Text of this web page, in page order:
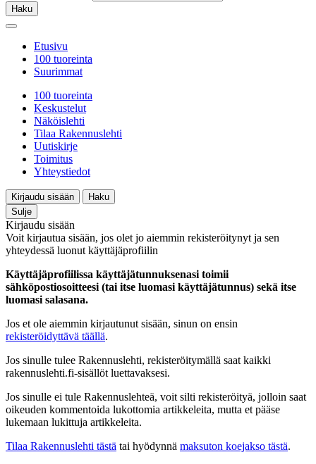
Haku
Etusivu
100 tuoreinta
Suurimmat
100 tuoreinta
Keskustelut
Näköislehti
Tilaa Rakennuslehti
Uutiskirje
Toimitus
Yhteystiedot
Kirjaudu sisään
Haku
Sulje
Kirjaudu sisään
Voit kirjautua sisään, jos olet jo aiemmin rekisteröitynyt ja sen
yhteydessä luonut käyttäjäprofiilin
Käyttäjäprofiilissa käyttäjätunnuksenasi toimii
sähköpostiosoitteesi (tai itse luomasi käyttäjätunnus) sekä itse
luomasi salasana.
Jos et ole aiemmin kirjautunut sisään, sinun on ensin
rekisteröidyttävä täällä.
Jos sinulle tulee Rakennuslehti, rekisteröitymällä saat kaikki
rakennuslehti.fi-sisällöt luettavaksesi.
Jos sinulle ei tule Rakennuslehteä, voit silti rekisteröityä, jolloin saat
oikeuden kommentoida lukottomia artikkeleita, mutta et pääse
lukemaan lukittuja artikkeleita.
Tilaa Rakennuslehti tästä tai hyödynnä maksuton koejakso tästä.